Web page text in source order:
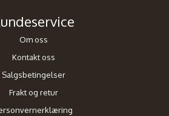
Om oss
Kontakt oss
Salgsbetingelser
Frakt og retur